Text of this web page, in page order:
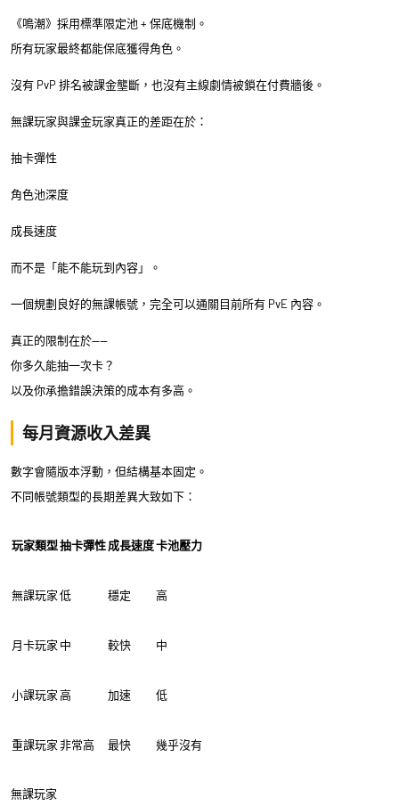
《鳴潮》採用標準限定池 + 保底機制。
所有玩家最終都能保底獲得角色。
沒有 PvP 排名被課金壟斷，也沒有主線劇情被鎖在付費牆後。
無課玩家與課金玩家真正的差距在於：
抽卡彈性
角色池深度
成長速度
而不是「能不能玩到內容」。
一個規劃良好的無課帳號，完全可以通關目前所有 PvE 內容。
真正的限制在於——
你多久能抽一次卡？
以及你承擔錯誤決策的成本有多高。
每月資源收入差異
數字會隨版本浮動，但結構基本固定。
不同帳號類型的長期差異大致如下：
玩家類型抽卡彈性成長速度卡池壓力
無課玩家低 穩定 高
月卡玩家 中 較快 中
小課玩家高 加速 低
重課玩家非常高 最快 幾乎沒有
無課玩家